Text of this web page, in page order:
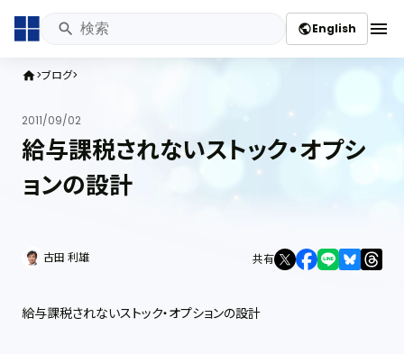
publicEnglish menu
home ブログ
2011/09/02
給与課税されないストック・オプシ
ョンの設計
古田 利雄 共有
給与課税されないストック・オプションの設計